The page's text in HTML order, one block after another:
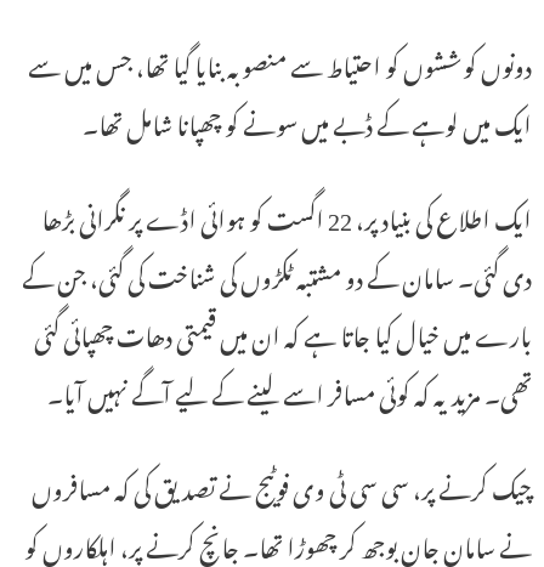
دونوں کوششوں کو احتیاط سے منصوبہ بنایا گیا تھا، جس میں سے
ایک میں لوہے کے ڈبے میں سونے کو چھپانا شامل تھا۔
ایک اطلاع کی بنیاد پر، 22 اگست کو ہوائی اڈے پر نگرانی بڑھا
دی گئی۔ سامان کے دو مشتبہ ٹکڑوں کی شناخت کی گئی، جن کے
بارے میں خیال کیا جاتا ہے کہ ان میں قیمتی دھات چھپائی گئی
تھی۔ مزید یہ کہ کوئی مسافر اسے لینے کے لیے آگے نہیں آیا۔
چیک کرنے پر، سی سی ٹی وی فوٹیج نے تصدیق کی کہ مسافروں
نے سامان جان بوجھ کر چھوڑا تھا۔ جانچ کرنے پر، اہلکاروں کو